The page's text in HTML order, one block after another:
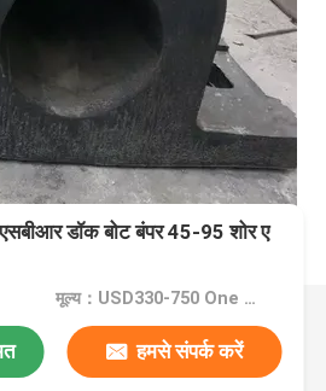
डॉक बोट बंपर 45-95 शोर ए
मूल्य：USD330-750 One Piece
हमसे संपर्क करें